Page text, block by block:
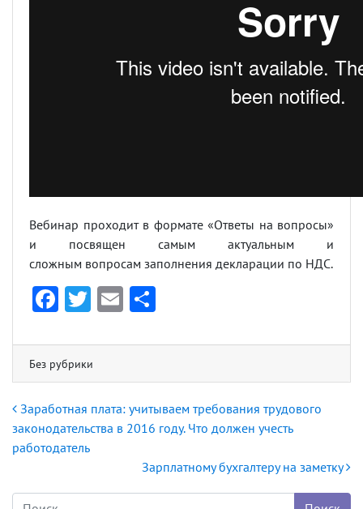
Вебинар проходит в формате «Ответы на вопросы»
и посвящен самым актуальным и
сложным вопросам заполнения декларации по НДС.
F
e
b
o
ok
T
itt
er
E
ai
l
р
ав
ит
ь
Без рубрики
Навигация по записям
Заработная плата: учитываем требования трудового
законодательства в 2016 году. Что должен учесть
работодатель
Зарплатному бухгалтеру на заметку